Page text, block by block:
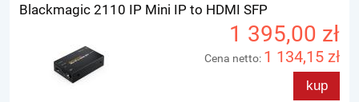
Blackmagic 2110 IP Mini IP to HDMI SFP
1 395,00 zł
Cena netto: 1 134,15 zł
kup